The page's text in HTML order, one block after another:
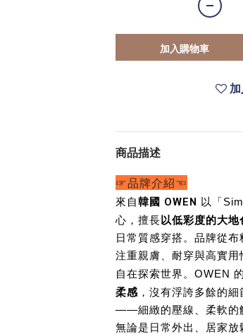
加入購物車
商品描述
☞品牌介紹☜
來自韓國 OWEN 以「
心，擅長以低彩度的大
日常質感穿搭。品牌從布
注重親膚、耐穿與高實
自在探索世界。OWEN
柔感 ，沒有浮誇多餘的
——細緻的壓線、柔軟的
無論是日常外出、居家